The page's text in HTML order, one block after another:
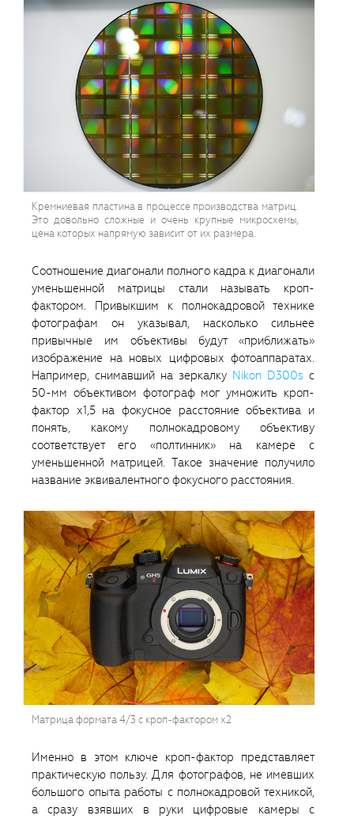
Кремниевая пластина в процессе производства матриц.
Это довольно сложные и очень крупные микросхемы,
цена которых напрямую зависит от их размера.
Соотношение диагонали полного кадра к диагонали
уменьшенной матрицы стали называть кроп-
фактором. Привыкшим к полнокадровой технике
фотографам он указывал, насколько сильнее
привычные им объективы будут «приближать»
изображение на новых цифровых фотоаппаратах.
Например, снимавший на зеркалку Nikon D300s c
50-мм объективом фотограф мог умножить кроп-
фактор х1,5 на фокусное расстояние объектива и
понять, какому полнокадровому объективу
соответствует его «полтинник» на камере с
уменьшенной матрицей. Такое значение получило
название эквивалентного фокусного расстояния.
Матрица формата 4/3 с кроп-фактором x2
Именно в этом ключе кроп-фактор представляет
практическую пользу. Для фотографов, не имевших
большого опыта работы с полнокадровой техникой,
а сразу взявших в руки цифровые камеры с